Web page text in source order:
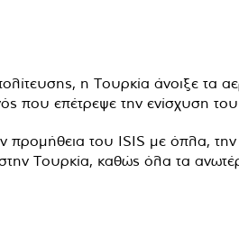
η Τουρκία άνοιξε τα
που επέτρεψε την ενίσχυση του
του ISIS με όπλα,
Τουρκία, καθώς όλα τα